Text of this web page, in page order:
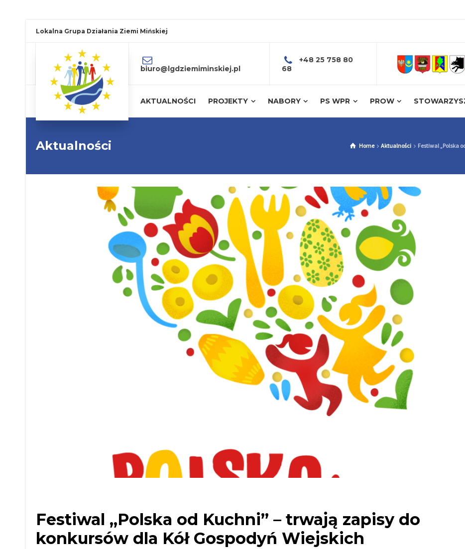
Lokalna Grupa Działania Ziemi Mińskiej
biuro@lgdziemiminskiej.pl
+48 25 758 80
68
AKTUALNOŚCI PROJEKTY NABORY PS WPR PROW
Aktualności Home Aktualności Festiwal „Polska
Festiwal „Polska od Kuchni” – trwają zapisy do
konkursów dla Kół Gospodyń Wiejskich